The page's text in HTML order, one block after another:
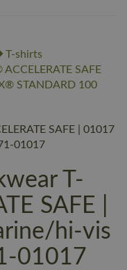
T-shirts
SAFE
STANDARD 100
SAFE | 01017
01017
T-
SAFE |
hi-vis
01017